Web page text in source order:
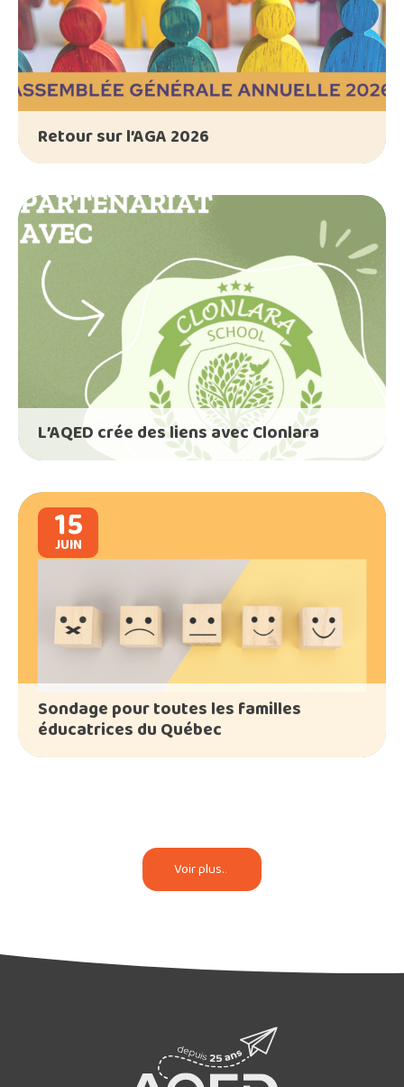
Retour sur l’AGA 2026
L’AQED crée des liens avec Clonlara
15
JUIN
Sondage pour toutes les familles
éducatrices du Québec
Voir plus..